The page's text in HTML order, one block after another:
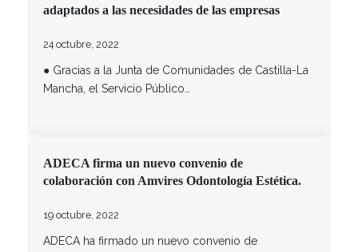
adaptados a las necesidades de las empresas
24 octubre, 2022
● Gracias a la Junta de Comunidades de Castilla-La
Mancha, el Servicio Público…
ADECA firma un nuevo convenio de
colaboración con Amvires Odontología Estética.
19 octubre, 2022
ADECA ha firmado un nuevo convenio de